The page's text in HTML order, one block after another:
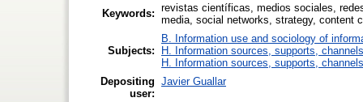
Keywords: revistas científicas, medios sociales,
media, social networks, strategy, content
Subjects:
B. Information use and sociology of
H. Information sources, supports,
H. Information sources, supports,
Depositing
user:
Javier Guallar